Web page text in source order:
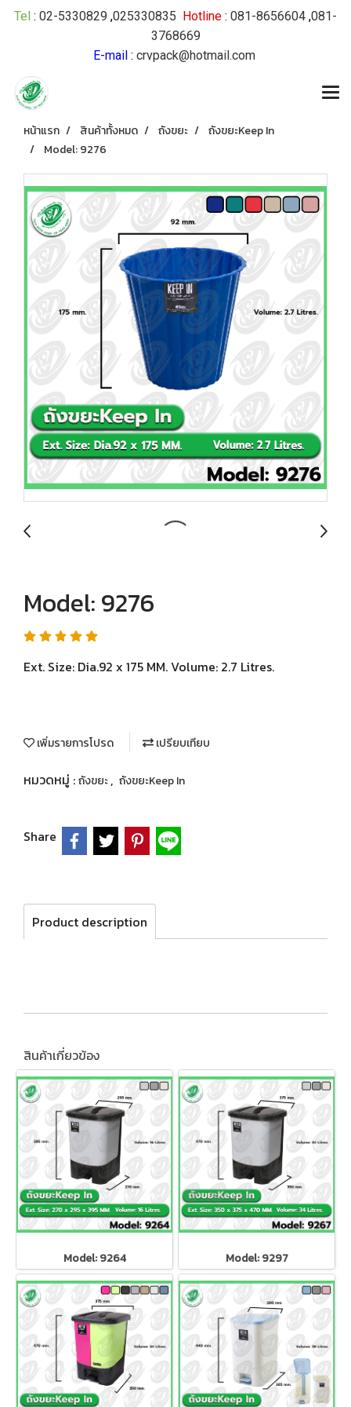
Tel : 02-5330829 ,025330835 Hotline : 081-8656604 ,081-
3768669
E-mail: crvpack@hotmail.com
หน้าแรก สินค้าทั้งหมด ถังขยะ
ถังขยะKeep In
Model: 9276
Model: 9276
Ext. Size: Dia.92 x 175 MM. Volume: 2.7 Litres.
เพิ่มรายการโปรด เปรียบเทียบ
หมวดหมู่ :ถังขยะ, ถังขยะKeep In
Share
Product description
สินค้าเกี่ยวข้อง
Model: 9264 Model: 9297